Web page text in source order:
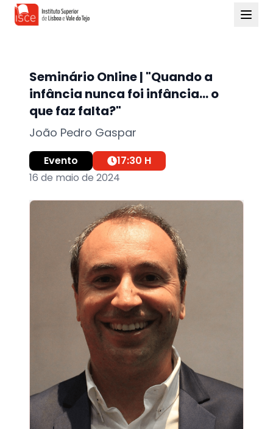
Seminário Online | "Quando a
infância nunca foi infância... o
que faz falta?"
João Pedro Gaspar
Evento 17:30 H
16 de maio de 2024